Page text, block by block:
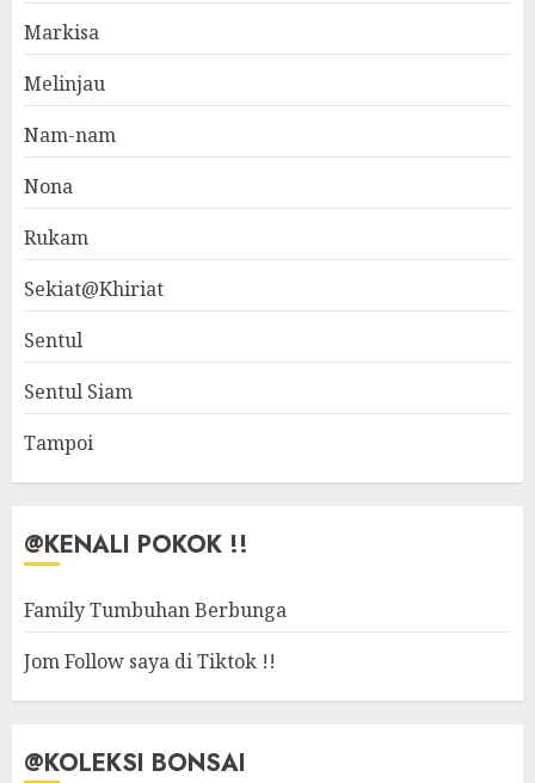
Markisa
Melinjau
Nam-nam
Nona
Rukam
Sekiat@Khiriat
Sentul
Sentul Siam
Tampoi
@KENALI POKOK !!
Family Tumbuhan Berbunga
Jom Follow saya di Tiktok !!
@KOLEKSI BONSAI